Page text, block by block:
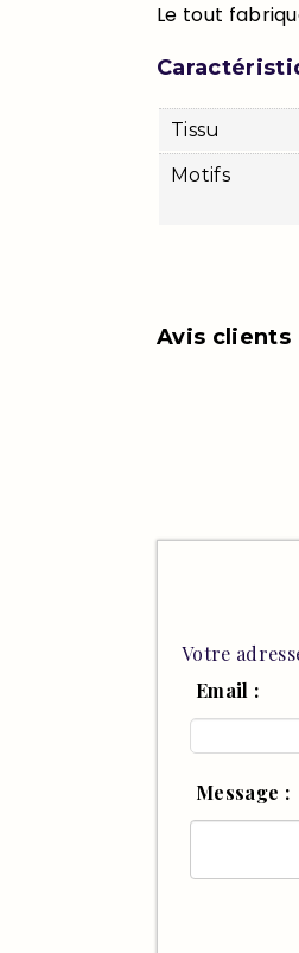
Le tout
Tissu
Motifs
Avis clients
Votre
Email :
Message :